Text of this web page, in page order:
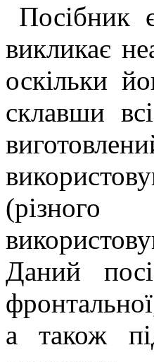
Посібник
викликає
оскільки
склавши
Даний
а також